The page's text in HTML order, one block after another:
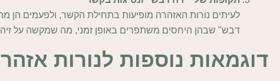
לעיתים נורות האזהרה מופיעות בתחילת הקשר, ולפעמים הן
דבש" שבהן היחסים משתפרים באופן זמני, מה שמקשה על
דוגמאות נוספות לנורות